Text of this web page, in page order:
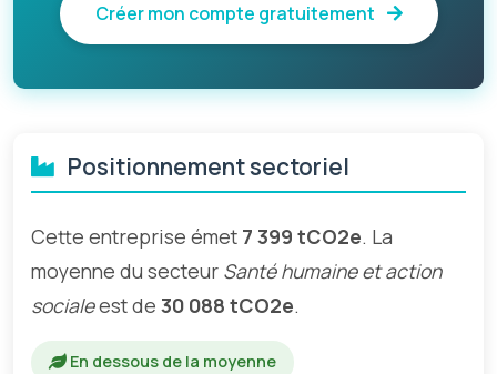
Créer mon compte gratuitement
Positionnement sectoriel
Cette entreprise émet 7 399 tCO2e. La
moyenne du secteur Santé humaine et action
socialeest de 30 088 tCO2e.
En dessous de la moyenne